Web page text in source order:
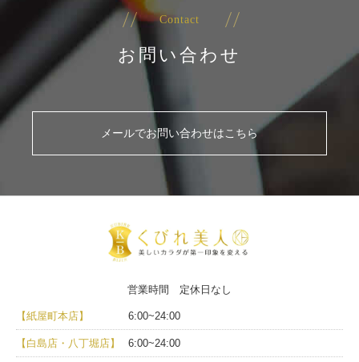
Contact
お問い合わせ
メールでお問い合わせはこちら
営業時間 定休日なし
【紙屋町本店】 6:00~24:00
【白島店・八丁堀店】 6:00~24:00